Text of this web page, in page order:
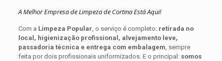
A Melhor Empresa de Limpeza de Cortina Está Aqui!
Com a Limpeza Popular , o serviço é completo: retirada no
local, higienização profissional, alvejamento leve,
passadoria técnica e entrega com embalagem , sempre
feita por dois profissionais uniformizados. E o principal: somos